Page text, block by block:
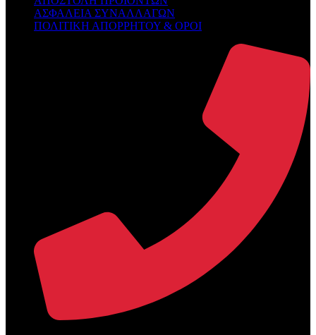
ΑΣΦΑΛΕΙΑ ΣΥΝΑΛΛΑΓΩΝ
ΠΟΛΙΤΙΚΗ ΑΠΟΡΡΗΤΟΥ & ΟΡΟΙ